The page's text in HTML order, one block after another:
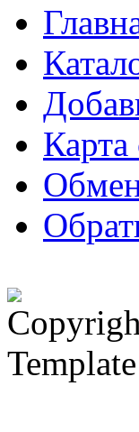
Карта